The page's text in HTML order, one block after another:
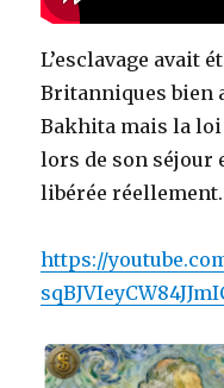
L’esclavage avait
Britanniques bien
Bakhita mais la loi
lors de son séjour
libérée réellement.
https://